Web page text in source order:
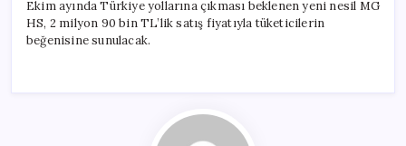
Ekim ayında Türkiye yollarına çıkması beklenen yeni nesil MG
HS, 2 milyon 90 bin TL’lik satış fiyatıyla tüketicilerin
beğenisine sunulacak.